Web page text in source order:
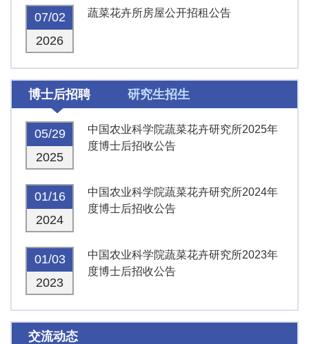
07/02
2026
蔬菜花卉所房屋公开招租公告
博士后招聘 研究生招生
05/29
2025
中国农业科学院蔬菜花卉研究所2025年
度博士后招收公告
01/16
2024
中国农业科学院蔬菜花卉研究所2024年
度博士后招收公告
01/03
2023
中国农业科学院蔬菜花卉研究所2023年
度博士后招收公告
交流动态